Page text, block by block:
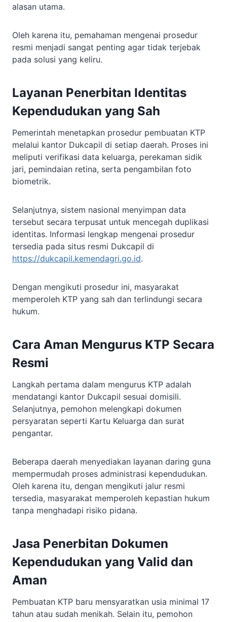
alasan utama.
Oleh karena itu, pemahaman mengenai prosedur
resmi menjadi sangat penting agar tidak terjebak
pada solusi yang keliru.
Layanan Penerbitan Identitas
Kependudukan yang Sah
Pemerintah menetapkan prosedur pembuatan KTP
melalui kantor Dukcapil di setiap daerah. Proses ini
meliputi verifikasi data keluarga, perekaman sidik
jari, pemindaian retina, serta pengambilan foto
biometrik.
Selanjutnya, sistem nasional menyimpan data
tersebut secara terpusat untuk mencegah duplikasi
identitas. Informasi lengkap mengenai prosedur
tersedia pada situs resmi Dukcapil di
https://dukcapil.kemendagri.go.id.
Dengan mengikuti prosedur ini, masyarakat
memperoleh KTP yang sah dan terlindungi secara
hukum.
Cara Aman Mengurus KTP Secara
Resmi
Langkah pertama dalam mengurus KTP adalah
mendatangi kantor Dukcapil sesuai domisili.
Selanjutnya, pemohon melengkapi dokumen
persyaratan seperti Kartu Keluarga dan surat
pengantar.
Beberapa daerah menyediakan layanan daring guna
mempermudah proses administrasi kependudukan.
Oleh karena itu, dengan mengikuti jalur resmi
tersedia, masyarakat memperoleh kepastian hukum
tanpa menghadapi risiko pidana.
Jasa Penerbitan Dokumen
Kependudukan yang Valid dan
Aman
Pembuatan KTP baru mensyaratkan usia minimal 17
tahun atau sudah menikah. Selain itu, pemohon